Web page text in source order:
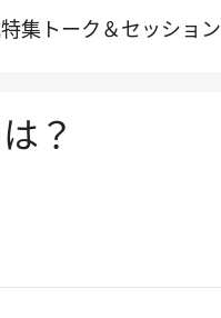
特集 トーク＆セッション
？